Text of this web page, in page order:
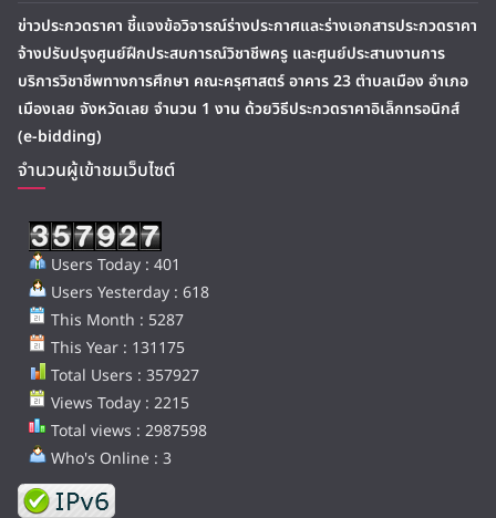
ข่าวประกวดราคา ชี้แจงข้อวิจารณ์ร่างประกาศและร่างเอกสารประกวดราคา
จ้างปรับปรุงศูนย์ฝึกประสบการณ์วิชาชีพครู และศูนย์ประสานงานการ
บริการวิชาชีพทางการศึกษา คณะครุศาสตร์ อาคาร 23 ตำบลเมือง อำเภอ
เมืองเลย จังหวัดเลย จำนวน 1 งาน ด้วยวิธีประกวดราคาอิเล็กทรอนิกส์
(e-bidding)
จำนวนผู้เข้าชมเว็บไซต์
Users Today : 401
Users Yesterday : 618
This Month : 5287
This Year : 131175
Total Users : 357927
Views Today : 2215
Total views : 2987598
Who's Online : 3